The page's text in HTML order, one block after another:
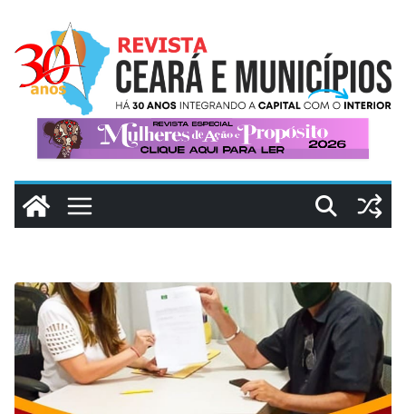
conteúdo